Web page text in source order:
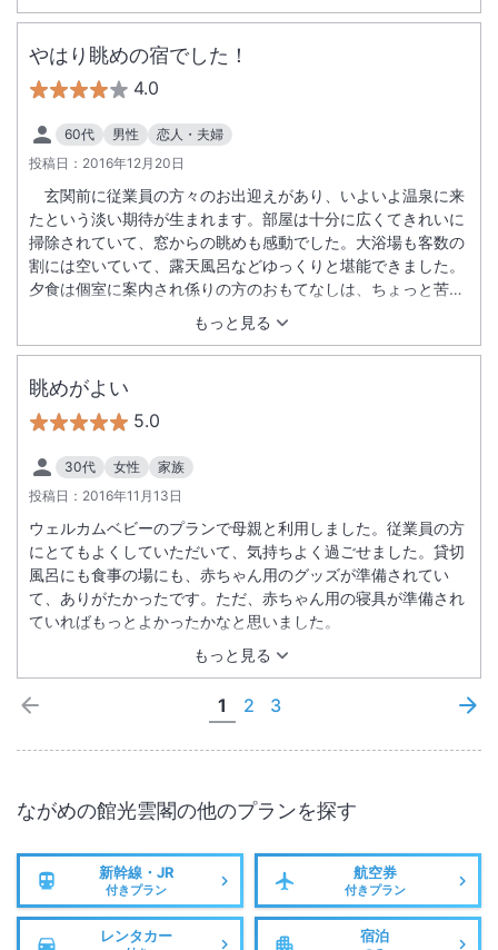
やはり眺めの宿でした！
4.0
60代 男性
恋人・夫婦
投稿日： 2016年12月20日
もっと見る
玄関前に従業員の方々のお出迎えがあり、いよいよ温泉に来
たという淡い期待が生まれます。部屋は十分に広くてきれいに
掃除されていて、窓からの眺めも感動でした。大浴場も客数の
割には空いていて、露天風呂などゆっくりと堪能できました。
夕食は個室に案内され係りの方のおもてなしは、ちょっと苦手
な一品があると代わりのものを用意してくれました。それが大
変ありがたく、とても感動モノでした。総じて、従業員の方々
のホスピタリィティが極めて高く感じました。
眺めがよい
5.0
30代 女性
家族
投稿日： 2016年11月13日
もっと見る
ウェルカムベビーのプランで母親と利用しました。従業員の方
にとてもよくしていただいて、気持ちよく過ごせました。貸切
風呂にも食事の場にも、赤ちゃん用のグッズが準備されてい
て、ありがたかったです。ただ、赤ちゃん用の寝具が準備され
ていればもっとよかったかなと思いました。
1 2 3
ながめの館光雲閣の他のプランを探す
新幹線・JR
付きプラン
航空券
付きプラン
レンタカー 宿泊